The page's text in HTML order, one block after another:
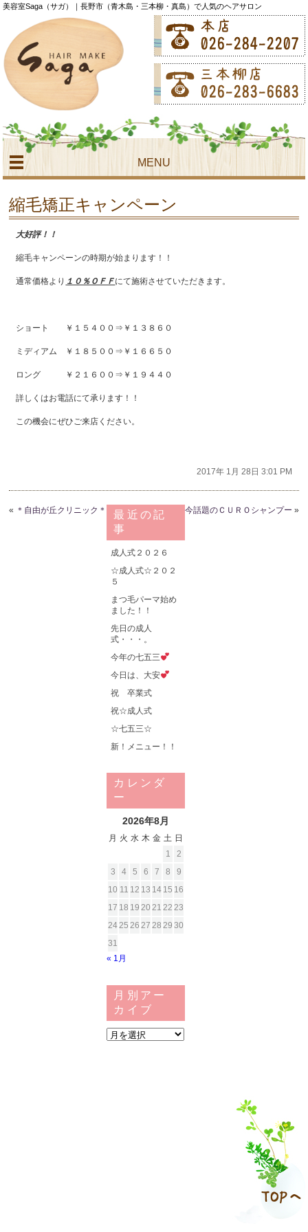
美容室Saga（サガ）｜長野市（青木島・三本柳・真島）で人気のヘアサロン
MENU
縮毛矯正キャンペーン
大好評！！
縮毛キャンペーンの時期が始まります！！
通常価格より １０％ＯＦＦにて施術させていただきます。
ショート ￥１５４００⇒￥１３８６０
ミディアム ￥１８５００⇒￥１６６５０
ロング ￥２１６００⇒￥１９４４０
詳しくはお電話にて承ります！！
この機会にぜひご来店ください。
2017年 1月 28日 3:01 PM
« ＊自由が丘クリニック＊ 今話題のＣＵＲＯシャンプー »
最近の記
事
成人式２０２６
☆成人式☆２０２
５
まつ毛パーマ始め
ました！！
先日の成人
式・・・。
今年の七五三
今日は、大安
祝 卒業式
祝☆成人式
☆七五三☆
新！メニュー！！
カレンダ
ー
2026年8月
月 火 水 木 金 土 日
1
2
3
4 5 6 7 8
9
10 11 12 13 14 15 16
17 18 19 20 21 22 23
24 25 26 27 28 29 30
31
« 1月
月別アー
カイブ